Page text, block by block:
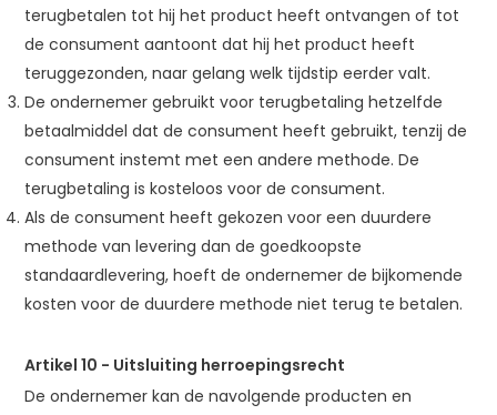
terugbetalen tot hij het product heeft ontvangen of tot
de consument aantoont dat hij het product heeft
teruggezonden, naar gelang welk tijdstip eerder valt.
De ondernemer gebruikt voor terugbetaling hetzelfde
betaalmiddel dat de consument heeft gebruikt, tenzij de
consument instemt met een andere methode. De
terugbetaling is kosteloos voor de consument.
Als de consument heeft gekozen voor een duurdere
methode van levering dan de goedkoopste
standaardlevering, hoeft de ondernemer de bijkomende
kosten voor de duurdere methode niet terug te betalen.
Artikel 10 - Uitsluiting herroepingsrecht
De ondernemer kan de navolgende producten en